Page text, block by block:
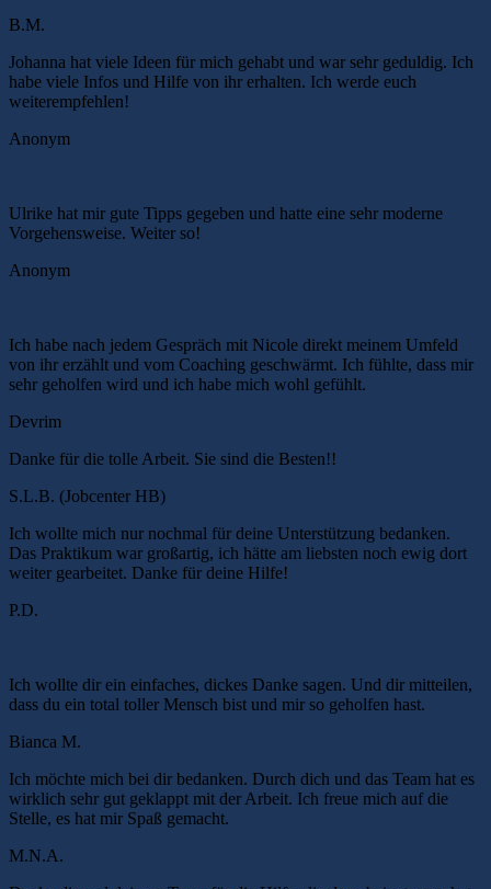
B.M.
Johanna hat viele Ideen für mich gehabt und war sehr geduldig. Ich
habe viele Infos und Hilfe von ihr erhalten. Ich werde euch
weiterempfehlen!
Anonym
Ulrike hat mir gute Tipps gegeben und hatte eine sehr moderne
Vorgehensweise. Weiter so!
Anonym
Ich habe nach jedem Gespräch mit Nicole direkt meinem Umfeld
von ihr erzählt und vom Coaching geschwärmt. Ich fühlte, dass mir
sehr geholfen wird und ich habe mich wohl gefühlt.
Devrim
Danke für die tolle Arbeit. Sie sind die Besten!!
S.L.B. (Jobcenter HB)
Ich wollte mich nur nochmal für deine Unterstützung bedanken.
Das Praktikum war großartig, ich hätte am liebsten noch ewig dort
weiter gearbeitet. Danke für deine Hilfe!
P.D.
Ich wollte dir ein einfaches, dickes Danke sagen. Und dir mitteilen,
dass du ein total toller Mensch bist und mir so geholfen hast.
Bianca M.
Ich möchte mich bei dir bedanken. Durch dich und das Team hat es
wirklich sehr gut geklappt mit der Arbeit. Ich freue mich auf die
Stelle, es hat mir Spaß gemacht.
M.N.A.